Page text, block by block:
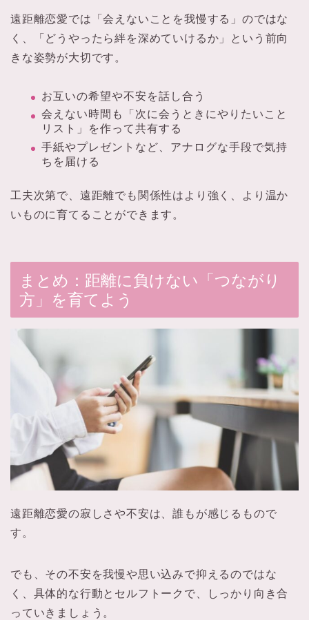
遠距離恋愛では「会えないことを我慢する」のではな
く、「どうやったら絆を深めていけるか」という前向
きな姿勢が大切です。
お互いの希望や不安を話し合う
会えない時間も「次に会うときにやりたいこと
リスト」を作って共有する
手紙やプレゼントなど、アナログな手段で気持
ちを届ける
工夫次第で、遠距離でも関係性はより強く、より温か
いものに育てることができます。
まとめ：距離に負けない「つながり
方」を育てよう
遠距離恋愛の寂しさや不安は、誰もが感じるもので
す。
でも、その不安を我慢や思い込みで抑えるのではな
く、具体的な行動とセルフトークで、しっかり向き合
っていきましょう。